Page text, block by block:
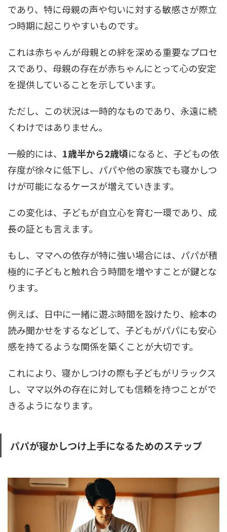
であり、特に母親の声や匂いに対する敏感さが際立
つ時期に起こりやすいものです。
これは赤ちゃんが母親との絆を深める重要なプロセ
スであり、母親の存在が赤ちゃんにとって心の安定
を提供していることを示しています。
ただし、この状況は一時的なものであり、永遠に続
くわけではありません。
一般的には、 1歳半から2歳頃になると、子どもの依
存度が徐々に低下し、パパや他の家族でも寝かしつ
けが可能になるケースが増えていきます。
この変化は、子どもが自立心を育む一環であり、成
長の証とも言えます。
もし、ママへの依存が特に強い場合には、パパが積
極的に子どもと触れ合う時間を増やすことが鍵とな
ります。
例えば、日中に一緒に遊ぶ時間を設けたり、絵本の
読み聞かせをするなどして、子どもがパパにも安心
感を持てるような関係を築くことが大切です。
これにより、寝かしつけの際も子どもがリラックス
し、ママ以外の存在に対しても信頼を持つことがで
きるようになります。
パパが寝かしつけ上手になるためのステップ